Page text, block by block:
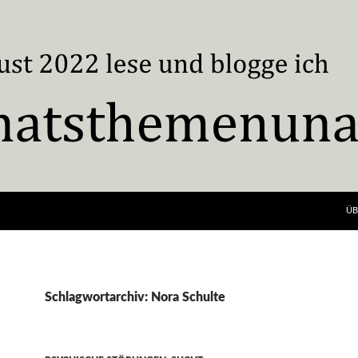
Schlagwortarchiv: Nora Schulte